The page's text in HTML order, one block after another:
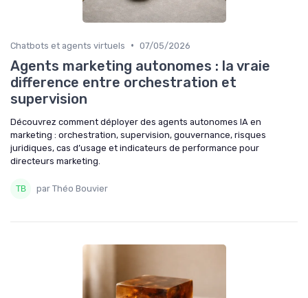
Chatbots et agents virtuels • 07/05/2026
Agents marketing autonomes : la vraie
difference entre orchestration et
supervision
Découvrez comment déployer des agents autonomes IA en
marketing : orchestration, supervision, gouvernance, risques
juridiques, cas d’usage et indicateurs de performance pour
directeurs marketing.
par Théo Bouvier